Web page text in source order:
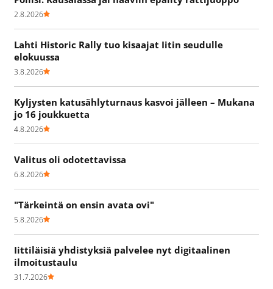
2.8.2026
Lahti Historic Rally tuo kisaajat Iitin seudulle
elokuussa
3.8.2026
Kyljysten katusählyturnaus kasvoi jälleen – Mukana
jo 16 joukkuetta
4.8.2026
Valitus oli odotettavissa
6.8.2026
"Tärkeintä on ensin avata ovi"
5.8.2026
Iittiläisiä yhdistyksiä palvelee nyt digitaalinen
ilmoitustaulu
31.7.2026